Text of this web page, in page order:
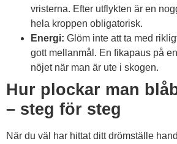
vristerna. Efter utflykten är en
hela kroppen obligatorisk.
Energi: Glöm inte att ta med
gott mellanmål. En fikapaus på
nöjet när man är ute i skogen.
Hur plockar man
– steg för steg
När du väl har hittat ditt drömställe